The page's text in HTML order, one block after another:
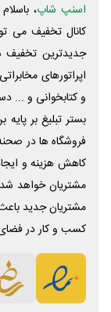
اسنپ شاپ،
کانال تخفیف می
جدیدترین تخفیف
اپراتورهای
و کتابخوانی و ...
بستر تبلیغ بر
فروشگاه ها در
کاهش هزینه و
مشتریان خواهد
مشتریان جدید
کسب و کار در